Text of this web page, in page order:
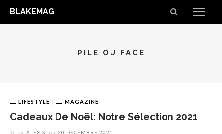
BLAKEMAG
PILE OU FACE
LIFESTYLE MAGAZINE
Cadeaux De Noël: Notre Sélection 2021
by ALEXIS on 20 DÉCEMBRE 2021